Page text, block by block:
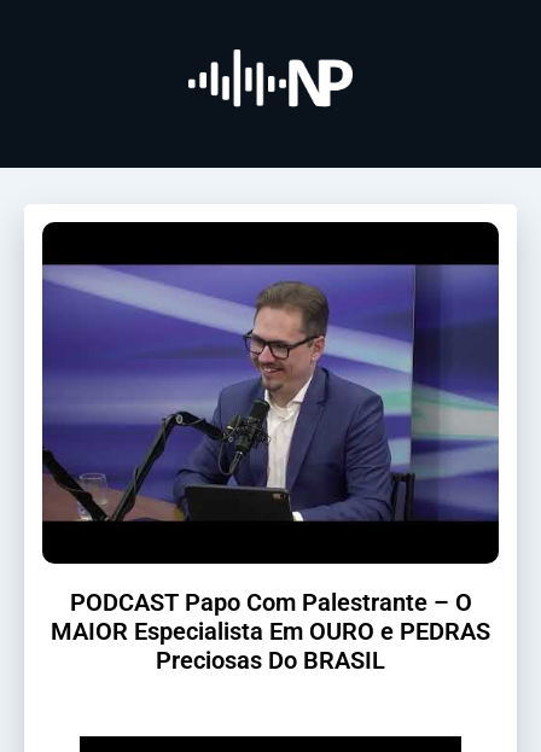
PODCAST Papo Com Palestrante – O
MAIOR Especialista Em OURO e PEDRAS
Preciosas Do BRASIL